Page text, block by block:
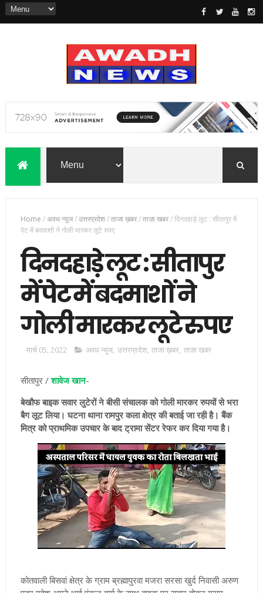
Home /अवध न्यूज/उत्तरप्रदेश/ताजा ख़बर/ताज़ा खबर/दिनदहाड़े लूट : सीतापुर में
पेट में बदमाशों ने गोली मारकर लूटे रुपए
दिनदहाड़े लूट : सीतापुर
में पेट में बदमाशों ने
गोली मारकर लूटे रुपए
मार्च 05, 2022 अवध न्यूज, उत्तरप्रदेश, ताजा ख़बर, ताज़ा खबर
सीतापुर /शावेज खान-
बेखौफ बाइक सवार लुटेरों ने बीसी संचालक को गोली मारकर रुपयों से भरा
बैग लूट लिया। घटना थाना रामपुर कला क्षेत्र की बताई जा रही है। बैंक
मित्र को प्राथमिक उपचार के बाद ट्रामा सेंटर रेफर कर दिया गया है।
कोतवाली बिसवां क्षेत्र के ग्राम ब्रह्मापुरवा मजरा सरसा खुर्द निवासी अरुण